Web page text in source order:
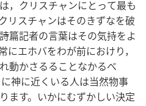
，クリスチャンにとって最も
リスチャンはそのきずなを破
篇記者の言葉はその気持をよ
にエホバをわが前におけり，
動かさるることなかるべ
神に近くいる人は当然物事
ます。いかにむずかしい決定